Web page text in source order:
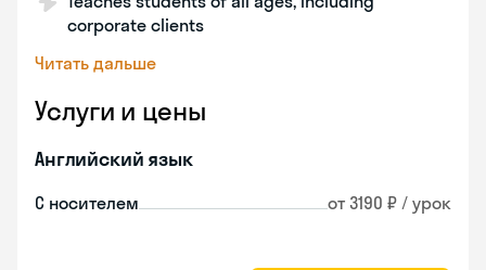
corporate clients
Читать дальше
Услуги и цены
Английский язык
С носителем от 3190 ₽ / урок